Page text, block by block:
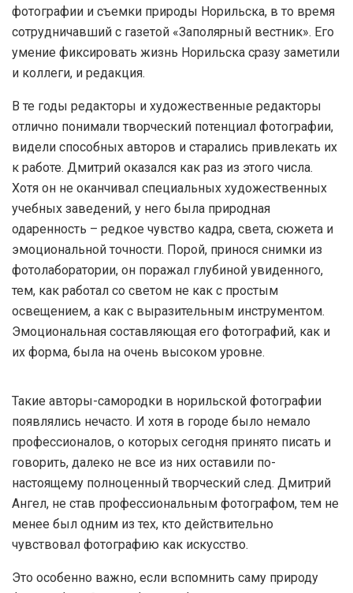
фотографии и съемки природы Норильска, в то время
сотрудничавший с газетой «Заполярный вестник». Его
умение фиксировать жизнь Норильска сразу заметили
и коллеги, и редакция.
В те годы редакторы и художественные редакторы
отлично понимали творческий потенциал фотографии,
видели способных авторов и старались привлекать их
к работе. Дмитрий оказался как раз из этого числа.
Хотя он не оканчивал специальных художественных
учебных заведений, у него была природная
одаренность – редкое чувство кадра, света, сюжета и
эмоциональной точности. Порой, принося снимки из
фотолаборатории, он поражал глубиной увиденного,
тем, как работал со светом не как с простым
освещением, а как с выразительным инструментом.
Эмоциональная составляющая его фотографий, как и
их форма, была на очень высоком уровне.
Такие авторы-самородки в норильской фотографии
появлялись нечасто. И хотя в городе было немало
профессионалов, о которых сегодня принято писать и
говорить, далеко не все из них оставили по-
настоящему полноценный творческий след. Дмитрий
Ангел, не став профессиональным фотографом, тем не
менее был одним из тех, кто действительно
чувствовал фотографию как искусство.
Это особенно важно, если вспомнить саму природу